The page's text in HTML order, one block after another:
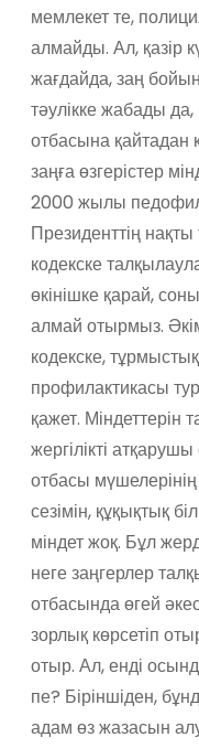
мемлекет те,
алмайды. Ал, қазір
жағдайда, заң
тәулікке жабады
отбасына қайтадан
заңға өзгерістер
2000 жылы
Президенттің
кодекске
өкінішке қарай,
алмай отырмыз.
кодекске,
профилактикасы
қажет. Міндеттерін
жергілікті
отбасы
сезімін, құқықтық
міндет жоқ. Бұл
неге заңгерлер
отбасында өгей
зорлық көрсетіп
отыр. Ал, енді
пе? Біріншіден,
адам өз жазасын